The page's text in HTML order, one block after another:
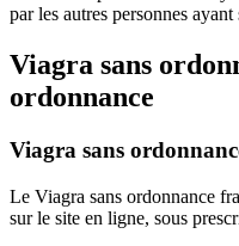
par les autres personnes
Viagra sans
ordonnance
Viagra sans
Le Viagra sans ordonnance
sur le site en ligne, sous